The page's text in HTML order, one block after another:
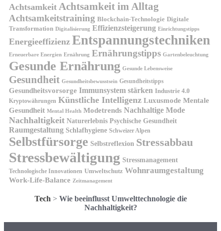
Achtsamkeit Achtsamkeit im Alltag
Achtsamkeitstraining Blockchain-Technologie Digitale
Transformation Digitalisierung Effizienzsteigerung Einrichtungstipps
Energieeffizienz Entspannungstechniken
Erneuerbare Energien Ernährung Ernährungstipps Gartenbeleuchtung
Gesunde Ernährung Gesunde Lebensweise
Gesundheit Gesundheitsbewusstsein Gesundheitstipps
Gesundheitsvorsorge Immunsystem stärken Industrie 4.0
Kryptowährungen Künstliche Intelligenz Luxusmode Mentale
Gesundheit Mental Health Modetrends Nachhaltige Mode
Nachhaltigkeit Naturerlebnis Psychische Gesundheit
Raumgestaltung Schlafhygiene Schweizer Alpen
Selbstfürsorge Selbstreflexion Stressabbau
Stressbewältigung Stressmanagement
Technologische Innovationen Umweltschutz Wohnraumgestaltung
Work-Life-Balance Zeitmanagement
Tech > Wie beeinflusst Umwelttechnologie die
Nachhaltigkeit?